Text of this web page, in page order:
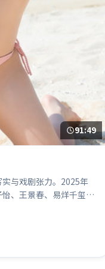
91:49
与戏剧张力。2025年
、王景春、易烊千玺、
格统一，配乐与剪辑强